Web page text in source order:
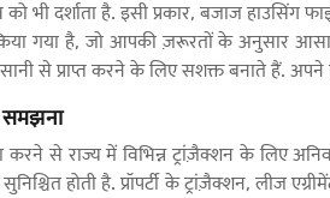
भी दर्शाता है. इसी प्रकार, बजाज
गया है, जो आपकी ज़रूरतों के अनुसार
से प्राप्त करने के लिए सशक्त बनाते हैं.
समझना
करने से राज्य में विभिन्न ट्रांज़ैक्शन के लिए
सुनिश्चित होती है. प्रॉपर्टी के ट्रांज़ैक्शन,